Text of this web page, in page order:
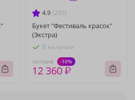
4.9 (295)
Букет "Фестиваль красок"
(Экстра)
В наличии
13 730 ₽ -10%
12 360 ₽